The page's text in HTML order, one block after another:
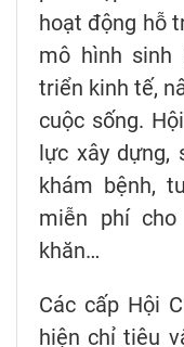
hoạt động hỗ
mô hình sinh
triển kinh tế,
cuộc sống.
lực xây dựng,
khám bệnh,
miễn phí
khăn…
Các cấp Hội
hiện chỉ tiêu